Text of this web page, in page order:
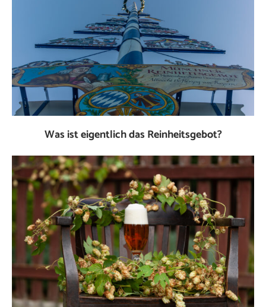
Was ist eigentlich das Reinheitsgebot?